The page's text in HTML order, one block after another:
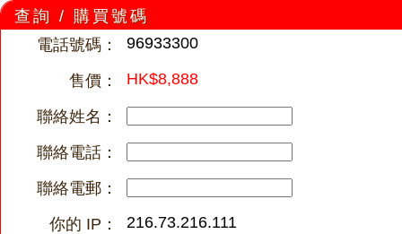
查詢 / 購買號碼
電話號碼：
96933300
售價： HK$8,888
聯絡姓名：
聯絡電話：
聯絡電郵：
你的 IP：
216.73.216.111